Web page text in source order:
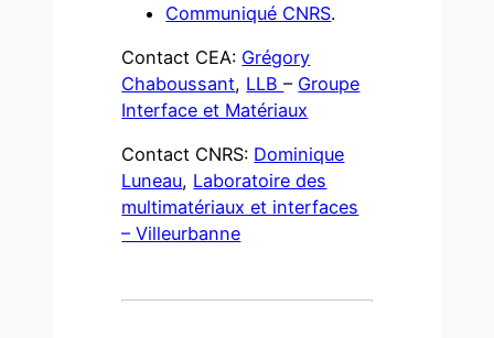
Communiqué CNRS.
Contact CEA: Grégory
Chaboussant, LLB– Groupe
Interface et Matériaux
Contact CNRS: Dominique
Luneau, Laboratoire des
multimatériaux et interfaces
– Villeurbanne